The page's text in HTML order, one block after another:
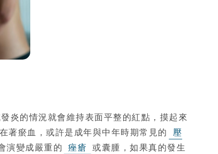
炎的情況就會維持表面平整的紅點，摸起來
著瘀血，或許是成年與中年時期常見的
壓
演變成嚴重的 痤瘡 或囊腫，如果真的發生